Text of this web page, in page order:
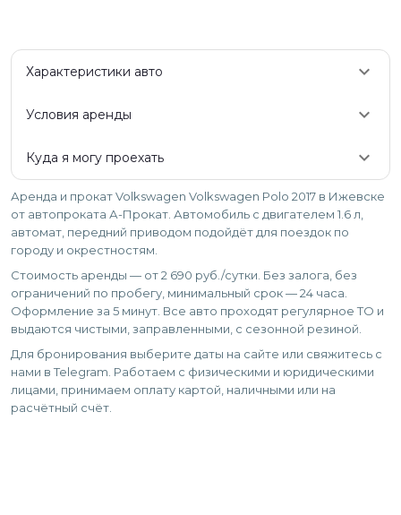
Характеристики авто keyboard_arrow_down
Условия аренды keyboard_arrow_down
Куда я могу проехать keyboard_arrow_down
Аренда и прокат Volkswagen Volkswagen Polo 2017 в Ижевске
от автопроката А-Прокат. Автомобиль с двигателем 1.6 л,
автомат, передний приводом подойдёт для поездок по
городу и окрестностям.
Стоимость аренды — от 2 690 руб./сутки. Без залога, без
ограничений по пробегу, минимальный срок — 24 часа.
Оформление за 5 минут. Все авто проходят регулярное ТО и
выдаются чистыми, заправленными, с сезонной резиной.
Для бронирования выберите даты на сайте или свяжитесь с
нами в Telegram. Работаем с физическими и юридическими
лицами, принимаем оплату картой, наличными или на
расчётный счёт.